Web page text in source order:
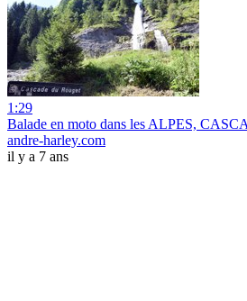
1:29
Balade en moto dans les ALPES,
andre-harley.com
il y a 7 ans